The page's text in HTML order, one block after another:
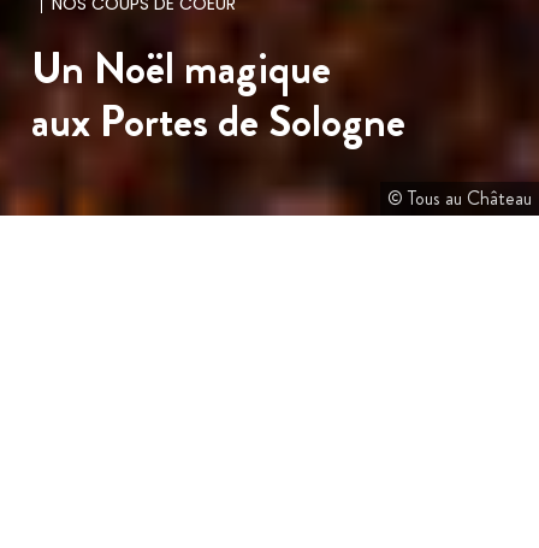
© Tous au Château
Un Noël magique
aux Portes de Sologne